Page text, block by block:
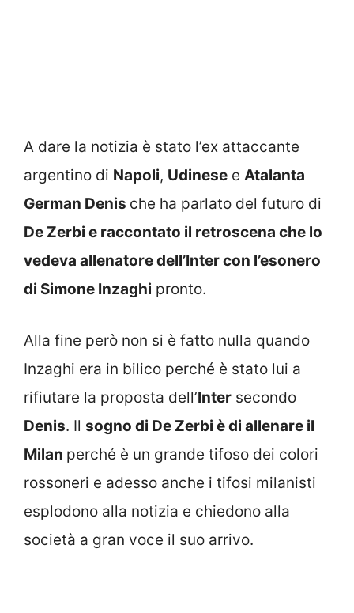
A dare la notizia è stato l’ex attaccante
argentino di Napoli, Udinese e Atalanta
German Denis che ha parlato del futuro di
De Zerbi e raccontato il retroscena che lo
vedeva allenatore dell’Inter con l’esonero
di Simone Inzaghi pronto.
Alla fine però non si è fatto nulla quando
Inzaghi era in bilico perché è stato lui a
rifiutare la proposta dell’Inter secondo
Denis. Il sogno di De Zerbi è di allenare il
Milan perché è un grande tifoso dei colori
rossoneri e adesso anche i tifosi milanisti
esplodono alla notizia e chiedono alla
società a gran voce il suo arrivo.